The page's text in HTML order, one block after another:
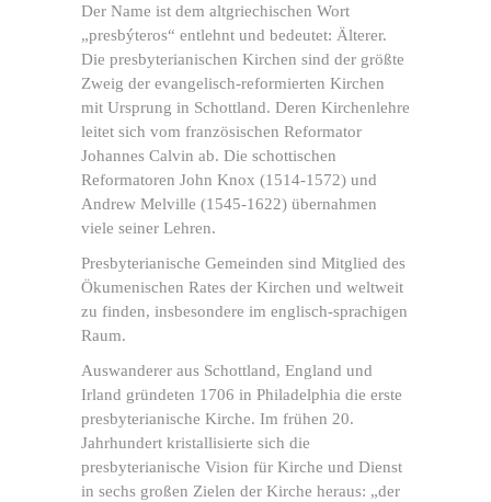
Google
Maps immer
Der Name ist dem altgriechischen Wort
„presbýteros“ entlehnt und bedeutet: Älterer.
Die presbyterianischen Kirchen sind der größte
Zweig der evangelisch-reformierten Kirchen
mit Ursprung in Schottland. Deren Kirchenlehre
leitet sich vom französischen Reformator
Johannes Calvin ab. Die schottischen
Reformatoren John Knox (1514-1572) und
Andrew Melville (1545-1622) übernahmen
viele seiner Lehren.
Presbyterianische Gemeinden sind Mitglied des
Ökumenischen Rates der Kirchen und weltweit
zu finden, insbesondere im englisch-sprachigen
Raum.
Auswanderer aus Schottland, England und
Irland gründeten 1706 in Philadelphia die erste
presbyterianische Kirche. Im frühen 20.
Jahrhundert kristallisierte sich die
presbyterianische Vision für Kirche und Dienst
in sechs großen Zielen der Kirche heraus: „der